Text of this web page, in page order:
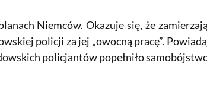
Niemców. Okazuje się, że
policji za jej „owocną pracę”.
policjantów popełniło